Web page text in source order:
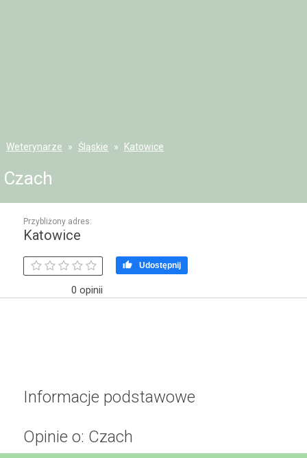
Weterynarze Śląskie Katowice
Czach
Przybliżony adres:
Katowice
0 opinii
 Udostępnij
Informacje podstawowe
Opinie o: Czach